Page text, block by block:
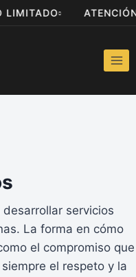
LIMITADO
servicios
La forma en cómo
el compromiso que
el respeto y la